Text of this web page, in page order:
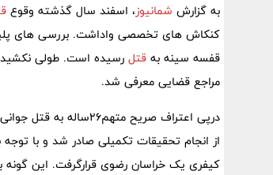
به گزارش شمانیوز، اسفند سال گذشته وقوع
کنکاش های تخصصی واداشت. بررسی های پلیس
قفسه سینه به قتلرسیده است. طولی
مراجع قضایی معرفی شد.
درپی اعتراف صریح
از انجام تحقیقات تکمیلی صادر شد و با
کیفری یک خراسان رضوی قرارگرفت. این